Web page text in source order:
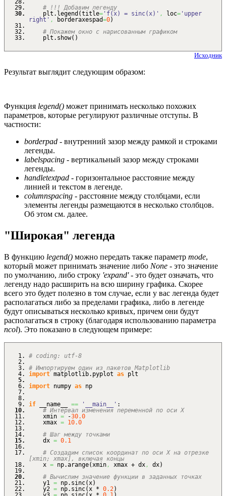
# !!! Добавим легенду
plt. legend (title= 'f(x) = sinc(x)' , loc= 'upper
right' , borderaxespad=0)
# Покажем окно с нарисованным графиком
plt. show( )
Исходник
Результат выглядит следующим образом:
Функция legend() может принимать несколько похожих
параметров, которые регулируют различные отступы. В
частности:
borderpad - внутренний зазор между рамкой и строками
легенды.
labelspacing - вертикальный зазор между строками
легенды.
handletextpad - горизонтальное расстояние между
линией и текстом в легенде.
columnspacing - расстояние между столбцами, если
элементы легенды размещаются в несколько столбцов.
Об этом см. далее.
"Широкая" легенда
В функцию legend() можно передать также параметр mode,
который может принимать значение либо None - это значение
по умолчанию, либо строку 'expand'- это будет означать, что
легенду надо расширить на всю ширину графика. Скорее
всего это будет полезно в том случае, если у вас легенда будет
располагаться либо за пределами графика, либо в легенде
будут описываться несколько кривых, причем они будут
располагаться в строку (благодаря использованию параметра
ncol). Это показано в следующем примере:
# coding: utf-8
# Импортируем один из пакетов Matplotlib
import matplotlib. pyplot as plt
import numpy as np
if __name__ == '__main__' :
# Интервал изменения переменной по оси X
xmin = -30.0
xmax = 10.0
# Шаг между точками
dx = 0.1
# Создадим список координат по оси X на отрезке
[xmin; xmax], включая концы
x = np.arange(xmin, xmax + dx, dx)
# Вычислим значение функции в заданных точках
y1 = np. sinc(x)
y2 = np. sinc(x * 0.2)